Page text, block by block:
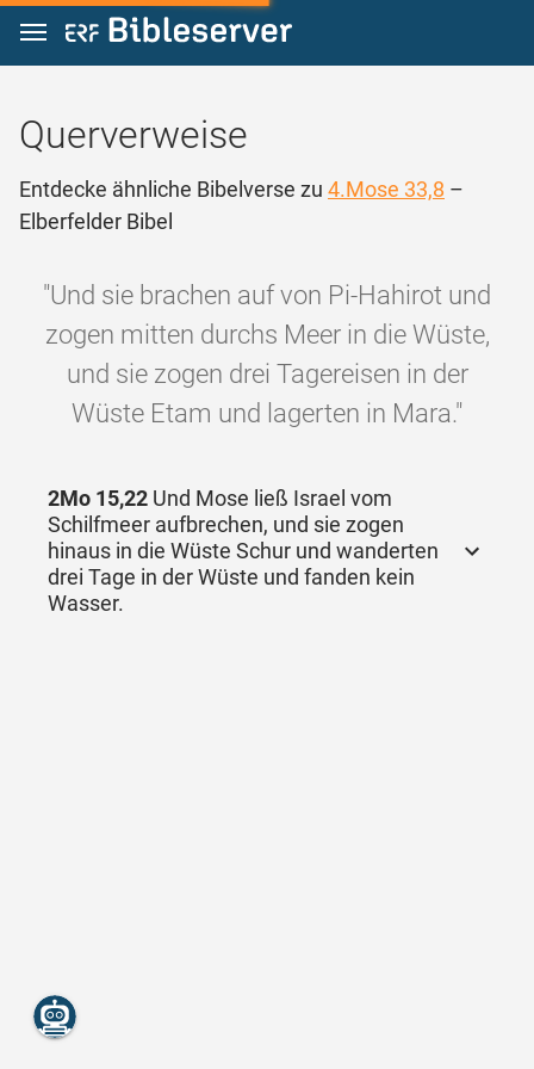
Zum Inhalt springen
Querverweise
Entdecke ähnliche Bibelverse zu 4.Mose 33,8 –
Elberfelder Bibel
"Und sie brachen auf von Pi-Hahirot und
zogen mitten durchs Meer in die Wüste,
und sie zogen drei Tagereisen in der
Wüste Etam und lagerten in Mara."
2Mo 15,22 Und Mose ließ Israel vom
Schilfmeer aufbrechen, und sie zogen
hinaus in die Wüste Schur und wanderten
drei Tage in der Wüste und fanden kein
Wasser.